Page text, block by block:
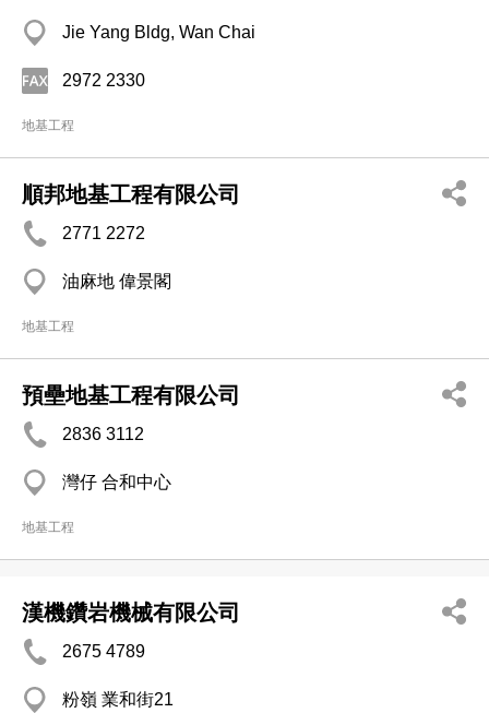
Jie Yang Bldg, Wan Chai
2972 2330
地基工程
順邦地基工程有限公司
2771 2272
油麻地 偉景閣
地基工程
預壘地基工程有限公司
2836 3112
灣仔 合和中心
地基工程
漢機鑽岩機械有限公司
2675 4789
粉嶺 業和街21